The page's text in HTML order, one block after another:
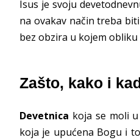
Isus je svoju
na ovakav način treba
bez obzira u kojem
Zašto, kako i
Devetnica koja se moli
koja je upućena Bogu i